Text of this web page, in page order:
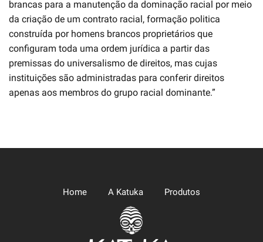
brancas para a manutenção da dominação racial por meio
da criação de um contrato racial, formação politica
construída por homens brancos proprietários que
configuram toda uma ordem jurídica a partir das
premissas do universalismo de direitos, mas cujas
instituições são administradas para conferir direitos
apenas aos membros do grupo racial dominante.”
Home A Katuka Produtos